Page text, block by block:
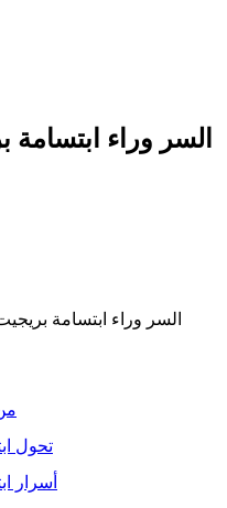
السر وراء ابتسامة
السر وراء ابتسامة
تحول
أسرار